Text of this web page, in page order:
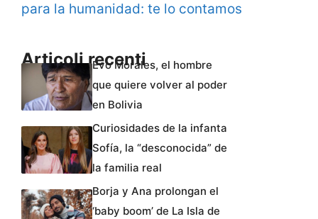
para la humanidad: te lo contamos
Articoli recentiEvo Morales, el hombre
que quiere volver al poder
en Bolivia
Curiosidades de la infanta
Sofía, la “desconocida” de
la familia real
Borja y Ana prolongan el
‘baby boom’ de La Isla de